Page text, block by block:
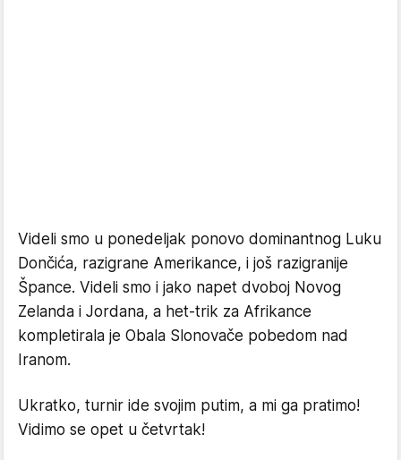
Videli smo u ponedeljak ponovo dominantnog Luku
Dončića, razigrane Amerikance, i još razigranije
Špance. Videli smo i jako napet dvoboj Novog
Zelanda i Jordana, a het-trik za Afrikance
kompletirala je Obala Slonovače pobedom nad
Iranom.
Ukratko, turnir ide svojim putim, a mi ga pratimo!
Vidimo se opet u četvrtak!